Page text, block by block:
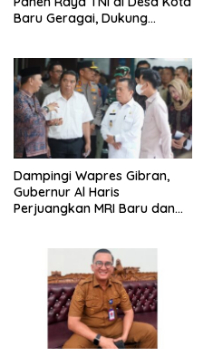
Baru Geragai, Dukung
Dampingi Wapres Gibran,
Gubernur Al Haris
Perjuangkan MRI Baru dan